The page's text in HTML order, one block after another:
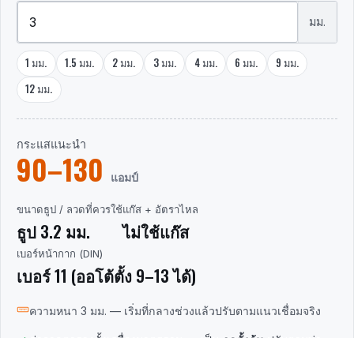
มม.
1 มม. 1.5 มม. 2 มม. 3 มม. 4 มม. 6 มม.
9 มม.
12 มม.
กระแสแนะนำ
90–130 แอมป์
ขนาดธูป / ลวดที่ควรใช้
ธูป 3.2 มม.
แก๊ส + อัตราไหล
ไม่ใช้แก๊ส
เบอร์หน้ากาก (DIN)
เบอร์ 11 (ออโต้ตั้ง 9–13 ได้)
ความหนา 3 มม. — เริ่มที่กลางช่วงแล้วปรับตามแนวเชื่อมจริง